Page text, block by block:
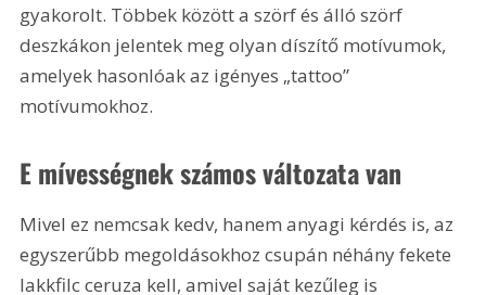
gyakorolt. Többek között a szörf és álló szörf
deszkákon jelentek meg olyan díszítő motívumok,
amelyek hasonlóak az igényes „tattoo”
motívumokhoz.
E mívességnek számos változata van
Mivel ez nemcsak kedv, hanem anyagi kérdés is, az
egyszerűbb megoldásokhoz csupán néhány fekete
lakkfilc ceruza kell, amivel saját kezűleg is